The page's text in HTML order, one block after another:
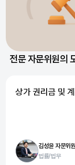
전문 자문위원의
상가 권리금 및
김성윤 자문위원
법률/법무